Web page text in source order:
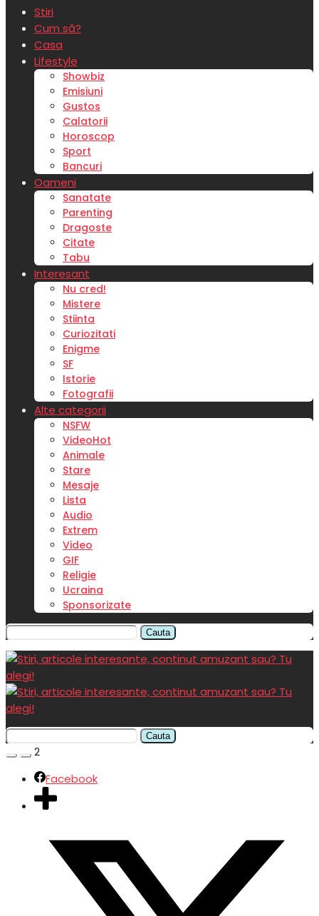
Stiri
Cum să?
Casa
Lifestyle
Showbiz
Emisiuni
Gustos
Calatorii
Horoscop
Sport
Bancuri
Oameni
Sanatate
Parenting
Dragoste
Citate
Tabu
Interesant
Nu cred!
Mistere
Stiinta
Curiozitati
Enigme
SF
Istorie
Fotografii
Alte categorii
NSFW
VideoHot
Animale
Stare
Mesaje
Lista
Audio
Extrem
Video
GIF
Religie
Ucraina
Sponsorizate
Cauta
Cauta
2
Facebook